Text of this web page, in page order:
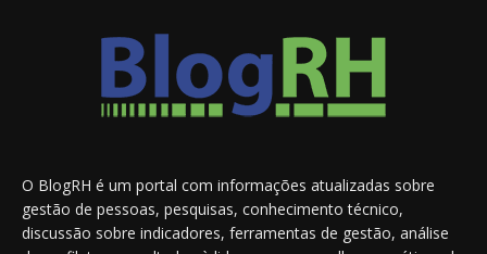
O BlogRH é um portal com informações atualizadas sobre
gestão de pessoas, pesquisas, conhecimento técnico,
discussão sobre indicadores, ferramentas de gestão, análise